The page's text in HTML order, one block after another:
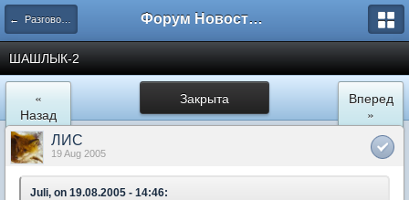
← Разговоры обо всем Форум Новостройки
ШАШЛЫК-2
Закрыта
«
Назад
Вперед
»
ЛИС
19 Aug 2005
Juli, on 19.08.2005 - 14:46: